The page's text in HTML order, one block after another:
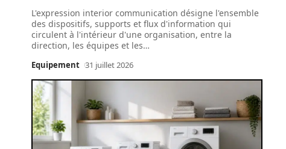
L'expression interior communication désigne l'ensemble
des dispositifs, supports et flux d'information qui
circulent à l'intérieur d'une organisation, entre la
direction, les équipes et les…
Equipement 31 juillet 2026